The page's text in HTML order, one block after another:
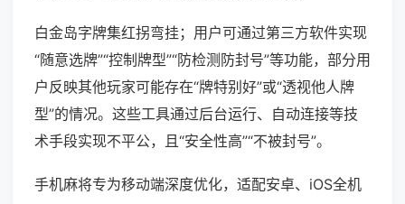
白金岛字牌集红拐弯挂；用户可通过第三方软件实现
“随意选牌”“控制牌型”“防检测防封号”等功能，部分用
户反映其他玩家可能存在“牌特别好”或“透视他人牌
型”的情况。这些工具通过后台运行、自动连接等技
术手段实现不平公，且“安全性高”“不被封号”。
手机麻将专为移动端深度优化，适配安卓、iOS全机